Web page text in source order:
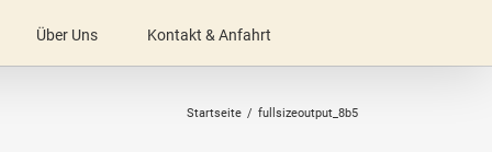
Über Uns Kontakt & Anfahrt
Startseite fullsizeoutput_8b5